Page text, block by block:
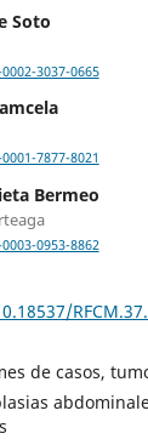
Soto
3037-0665
7877-8021
Bermeo
0953-8862
de casos,